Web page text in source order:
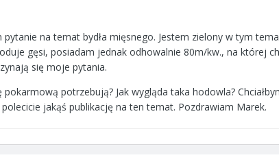
na temat bydła mięsnego. Jestem zielony w tym
gęsi, posiadam jednak odhowalnie 80m/kw., na której
się moje pytania.
pokarmową potrzebują? Jak wygląda taka hodowla?
jakąś publikację na ten temat. Pozdrawiam Marek.